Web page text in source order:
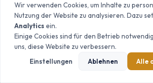
Wir verwenden Cookies, um Inhalte zu
Nutzung der Website zu analysieren. Dazu
Analytics ein.
Einige Cookies sind für den Betrieb
uns, diese Website zu verbessern.
Einstellungen Ablehnen Alle
info@radex-
objektmanagement.de
SANIERUNG